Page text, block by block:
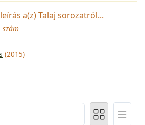
a(z) Talaj sorozatról...
szám
(2015)